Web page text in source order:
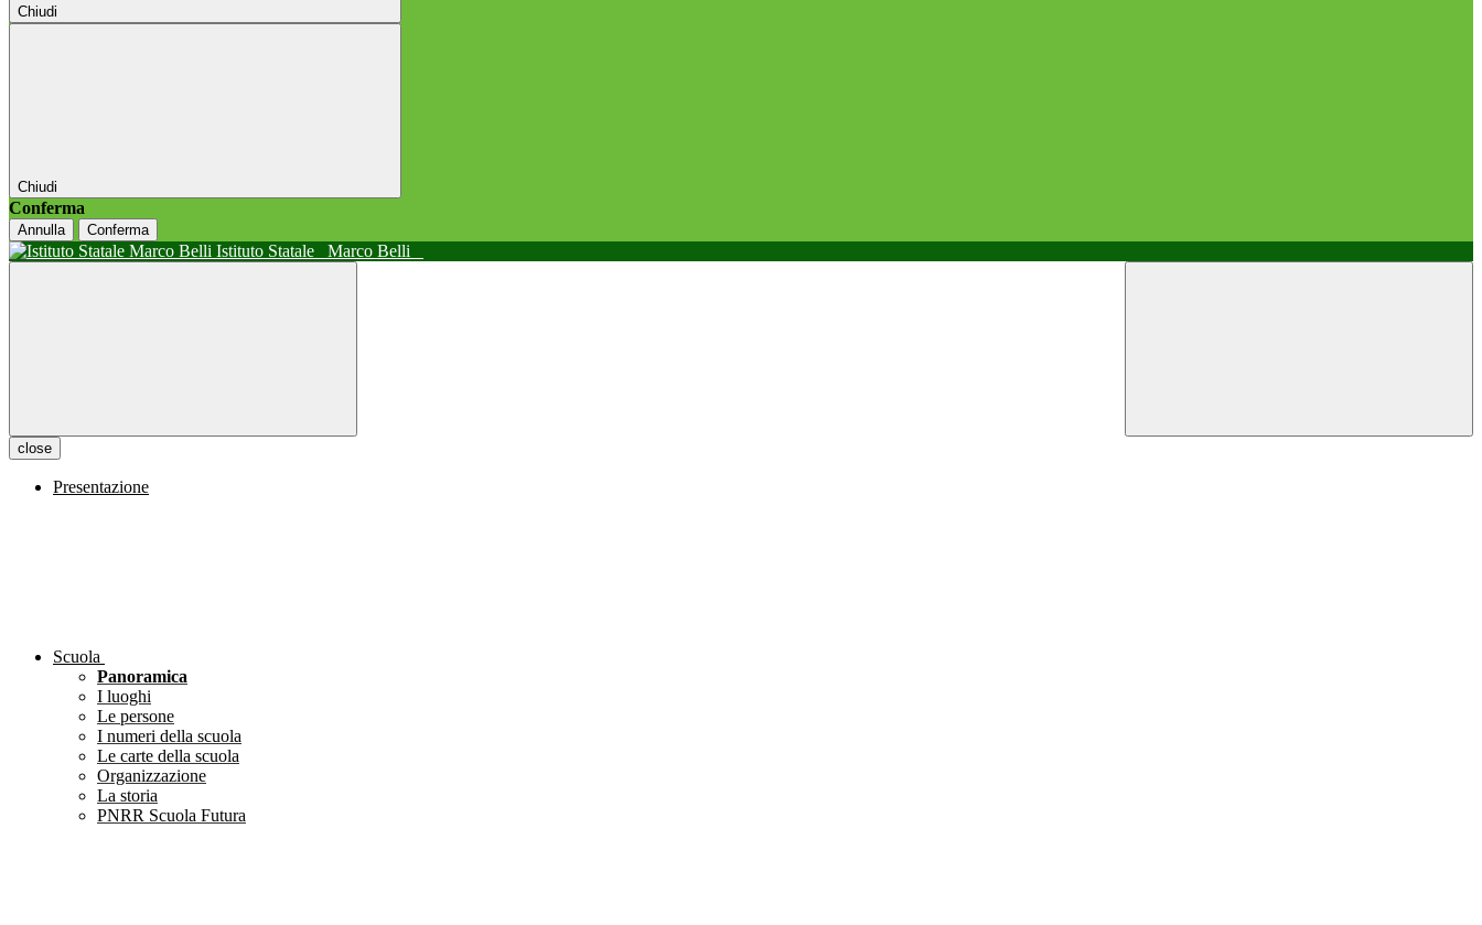
Chiudi
Chiudi
Conferma
Annulla Conferma
Istituto Statale Marco Belli
close
Presentazione
Scuola
Panoramica
I luoghi
Le persone
I numeri della scuola
Le carte della scuola
Organizzazione
La storia
PNRR Scuola Futura